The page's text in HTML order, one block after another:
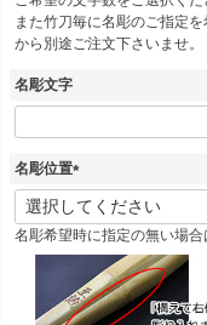
)
また竹刀毎に名彫のご指定
から別途ご注文下さいませ。
名彫文字
名彫位置
(
必
須
)
名彫希望時に指定の無い場合